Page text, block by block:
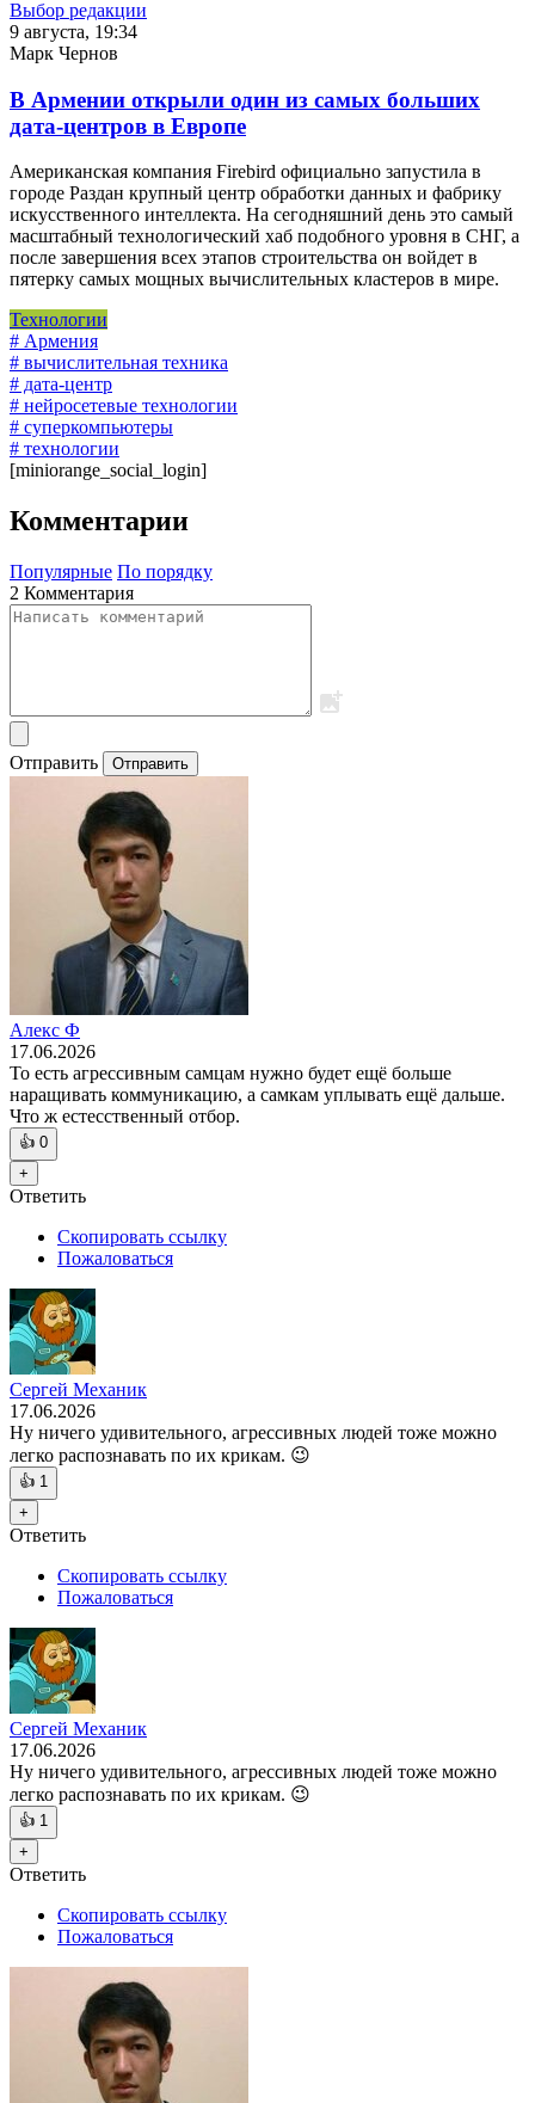
Выбор редакции
9 августа, 19:34
Марк Чернов
В Армении открыли один из самых больших
дата-центров в Европе
Американская компания Firebird официально запустила в
городе Раздан крупный центр обработки данных и фабрику
искусственного интеллекта. На сегодняшний день это самый
масштабный технологический хаб подобного уровня в СНГ, а
после завершения всех этапов строительства он войдет в
пятерку самых мощных вычислительных кластеров в мире.
Технологии
# Армения
# вычислительная техника
# дата-центр
# нейросетевые технологии
# суперкомпьютеры
# технологии
[miniorange_social_login]
Комментарии
Популярные По порядку
2 Комментария
Отправить Отправить
Алекс Ф
17.06.2026
То есть агрессивным самцам нужно будет ещё больше
наращивать коммуникацию, а самкам уплывать ещё дальше.
Что ж естесственный отбор.
👍 0
+
Ответить
Скопировать ссылку
Пожаловаться
Сергей Механик
17.06.2026
Ну ничего удивительного, агрессивных людей тоже можно
легко распознавать по их крикам. 😉
👍 1
+
Ответить
Скопировать ссылку
Пожаловаться
Сергей Механик
17.06.2026
Ну ничего удивительного, агрессивных людей тоже можно
легко распознавать по их крикам. 😉
👍 1
+
Ответить
Скопировать ссылку
Пожаловаться